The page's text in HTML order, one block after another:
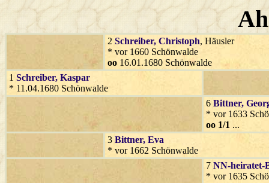
2 Schreiber, Christoph, Häusler
* vor 1660 Schönwalde
oo 16.01.1680 Schönwalde
1 Schreiber, Kaspar
* 11.04.1680 Schönwalde
6 Bittner,
* vor 1633
oo 1/1 ...
3 Bittner, Eva
* vor 1662 Schönwalde
7 NN-heiratet-
* vor 1635